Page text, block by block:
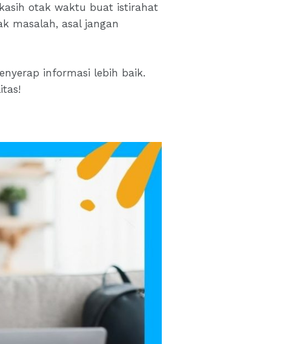
otak waktu buat istirahat
masalah, asal jangan
informasi lebih baik.